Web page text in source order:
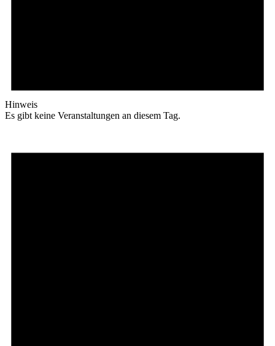
Hinweis
Es gibt keine Veranstaltungen an diesem Tag.